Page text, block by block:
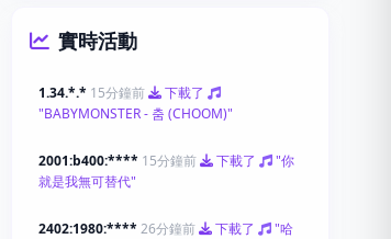
實時活動
1.34.*.* 15分鐘前
下載了
"BABYMONSTER - 춤 (CHOOM)"
2001:b400:**** 15分鐘前 下載了
"你
就是我無可替代"
2402:1980:**** 26分鐘前 下載了
"哈